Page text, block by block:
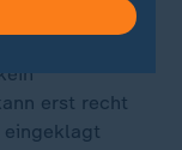
- aber nicht
erst recht
eingeklagt